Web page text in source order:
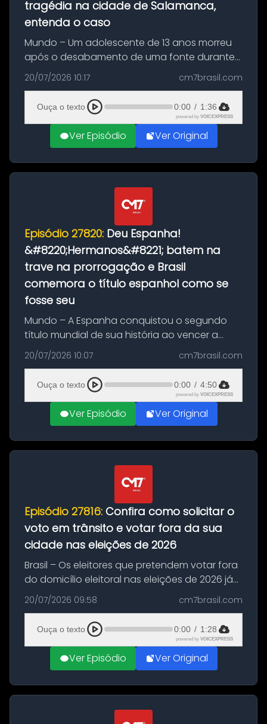
tragédia na cidade de Salamanca,
entenda o caso
Mundo – Um adolescente de 13 anos morreu
após o desabamento de uma fonte durante
as comemorações pelo título da Copa do
Mundo conquistado pela Espanha, em
Ciudad Rodrigo, na província de Salamanca,
no...
20/07/2026 10:17 cm7brasil.com
Ouça o texto 0:00 / 1:36
powered by VOICEXPRESS
Ver Episódio Ver Original
Episódio 27820: Deu Espanha!
&#8220;Hermanos&#8221; batem na
trave na prorrogação e Brasil
comemora o título espanhol como se
fosse seu
Mundo – A Espanha conquistou o segundo
título mundial de sua história ao vencer a
Argentina por 1 a 0, neste domingo (19), na
decisão da Copa do Mundo de 2026. Depois
de um duelo sem gols durante o te...
20/07/2026 10:07 cm7brasil.com
Ouça o texto 0:00 / 4:50
powered by VOICEXPRESS
Ver Episódio Ver Original
Episódio 27816: Confira como solicitar o
voto em trânsito e votar fora da sua
cidade nas eleições de 2026
Brasil – Os eleitores que pretendem votar fora
do domicílio eleitoral nas eleições de 2026 já
podem solicitar o voto em trânsito a partir
desta segunda-feira (20). O pedido pode ser
feito até 20 de ag...
20/07/2026 09:58 cm7brasil.com
Ouça o texto 0:00 / 1:28
powered by VOICEXPRESS
Ver Episódio Ver Original